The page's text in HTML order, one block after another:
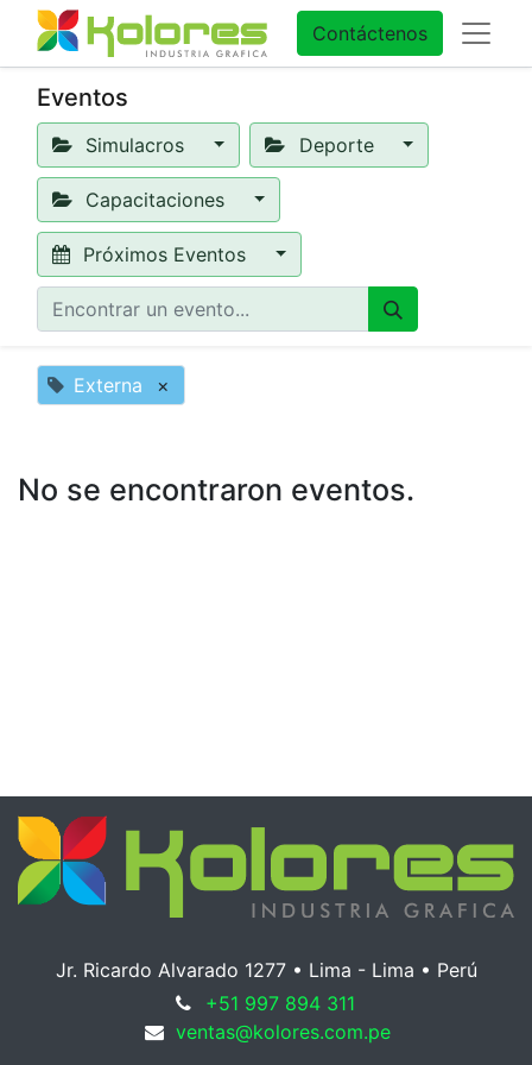
Contáctenos
Eventos
Simulacros Deporte
Capacitaciones
Próximos Eventos
Externa ×
No se encontraron eventos.
Jr. Ricardo Alvarado 1277 • Lima - Lima • Perú
+51 997 894 311
ventas@kolores.com.pe